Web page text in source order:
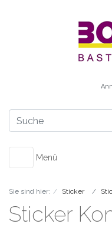
Menü
Sie sind hier: Sticker
Sticker